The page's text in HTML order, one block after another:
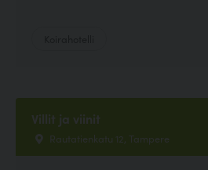
Villit ja viinit
Rautatienkatu 12, Tampere